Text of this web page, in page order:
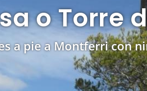
o Torre
a pie a Montferri con